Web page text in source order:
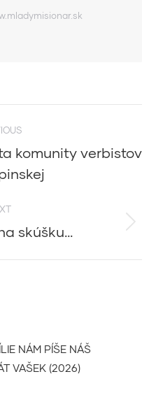
Previous
komunity verbistov
skúšku…
NÁM PÍŠE NÁŠ
VAŠEK (2026)